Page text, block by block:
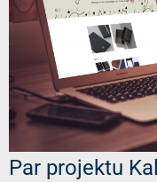
Par projektu